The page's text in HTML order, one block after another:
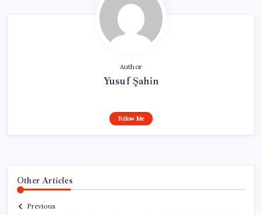
Author
Yusuf Şahin
Follow Me
Other Articles
Previous